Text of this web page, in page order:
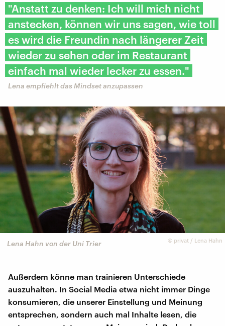
"Anstatt zu denken: Ich will mich nicht
anstecken, können wir uns sagen, wie toll
es wird die Freundin nach längerer Zeit
wieder zu sehen oder im Restaurant
einfach mal wieder lecker zu essen."
Lena empfiehlt das Mindset anzupassen
© privat / Lena Hahn
Lena Hahn von der Uni Trier
Außerdem könne man trainieren Unterschiede
auszuhalten. In Social Media etwa nicht immer Dinge
konsumieren, die unserer Einstellung und Meinung
entsprechen, sondern auch mal Inhalte lesen, die